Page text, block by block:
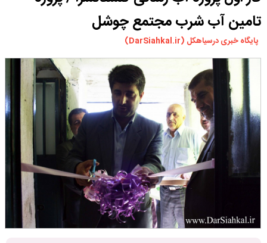
سیاسی
چندرسانه ای
مسیر گردشگری دیلمان
درباره ما
تامین آب شرب مجتمع چوشل
پایگاه خبری درسیاهکل (DarSiahkal.ir)